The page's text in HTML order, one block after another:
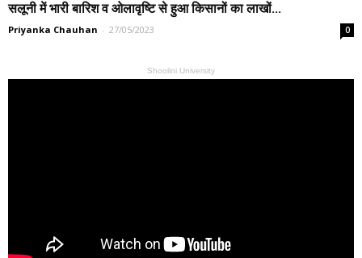
सलूनी में भारी बारिश व ओलावृष्टि से हुआ किसानों का लाखों...
Priyanka Chauhan - 27/05/2023 0
Shoolini University